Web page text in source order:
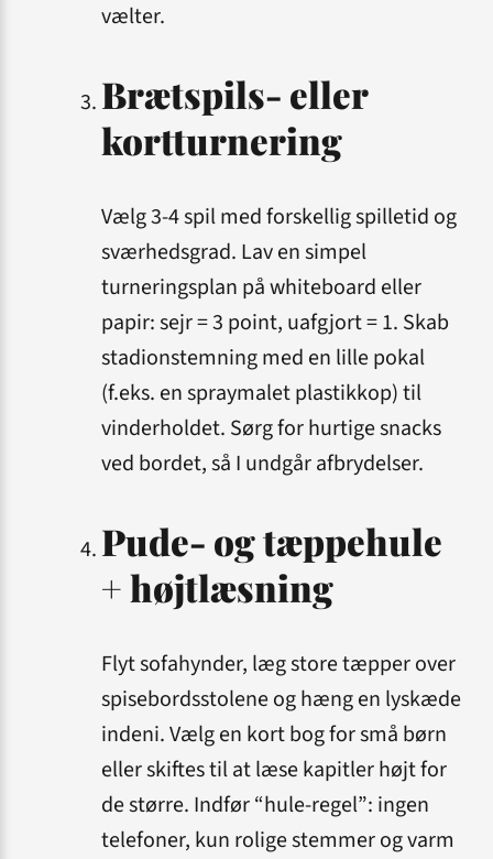
vælter.
Brætspils- eller
kortturnering
Vælg 3-4 spil med forskellig spilletid og
sværhedsgrad. Lav en simpel
turnerings­plan på whiteboard eller
papir: sejr = 3 point, uafgjort = 1. Skab
stadion­stemning med en lille pokal
(f.eks. en spraymalet plastikkop) til
vinderholdet. Sørg for hurtige snacks
ved bordet, så I undgår afbrydelser.
Pude- og tæppehule
+ højtlæsning
Flyt sofa­hynder, læg store tæpper over
spise­bords­stolene og hæng en lyskæde
indeni. Vælg en kort bog for små børn
eller skiftes til at læse kapitler højt for
de større. Indfør “hule-regel”: ingen
telefoner, kun rolige stemmer og varm